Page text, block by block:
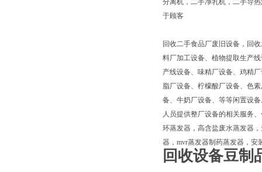
分离机，二手净乳机，二手导
于顾客
回收二手食品厂废旧设备，回
料厂加工设备、植物提取生产
产线设备、味精厂设备、鸡精
脂厂设备、柠檬酸厂设备、色
备、牛奶厂设备、等等闲置设
人员提供整厂设备的相关服务
环蒸发器，高含盐废水蒸发器
器，mvr蒸发器制药蒸发器，安
回收设备豆制